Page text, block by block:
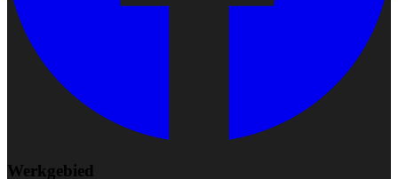
Werkgebied